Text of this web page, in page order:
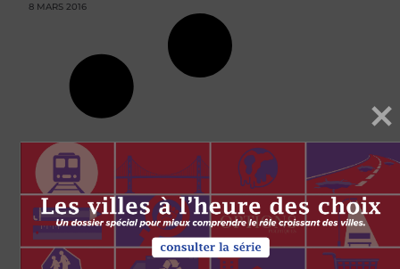
8 MARS 2016